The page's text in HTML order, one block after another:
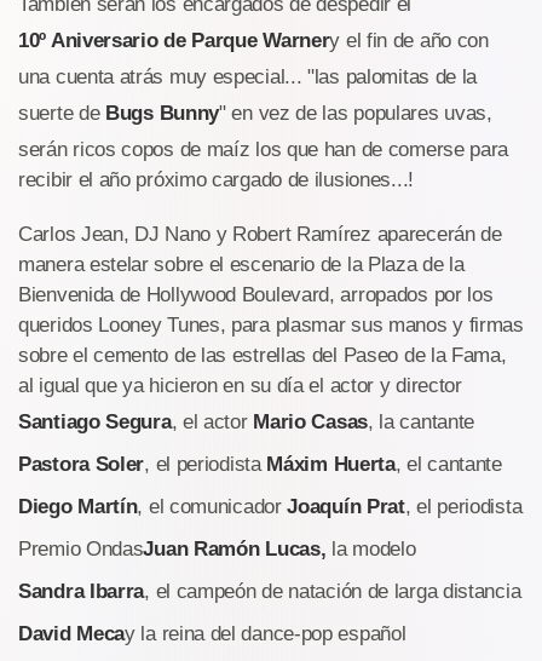
10º Aniversario de Parque Warnery el fin de año con
una cuenta atrás muy especial... "las palomitas de la
suerte de Bugs Bunny" en vez de las populares uvas,
serán ricos copos de maíz los que han de comerse para
recibir el año próximo cargado de ilusiones...!
Carlos Jean, DJ Nano y Robert Ramírez aparecerán de
manera estelar sobre el escenario de la Plaza de la
Bienvenida de Hollywood Boulevard, arropados por los
queridos Looney Tunes, para plasmar sus manos y firmas
sobre el cemento de las estrellas del Paseo de la Fama,
al igual que ya hicieron en su día el actor y director
Santiago Segura, el actor Mario Casas, la cantante
Pastora Soler, el periodista Máxim Huerta, el cantante
Diego Martín, el comunicadorJoaquín Prat, el periodista
Premio OndasJuan Ramón Lucas, la modelo
Sandra Ibarra, el campeón de natación de larga distancia
David Mecay la reina del dance-pop español